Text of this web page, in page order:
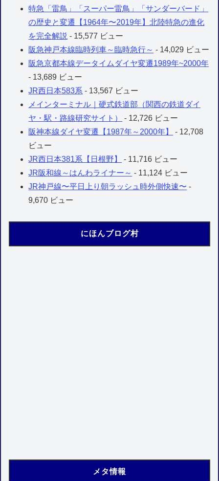
特急「雷鳥」「スーパー雷鳥」「サンダーバード」
の歴史と変遷【1964年〜2019年】北陸特急の進化
を完全解説 - 15,577 ビュー
阪急神戸本線臨時列車～臨時急行～ - 14,029 ビュー
阪急京都本線データイムダイヤ変遷1989年~2000年
- 13,689 ビュー
JR西日本583系 - 13,567 ビュー
メインターミナル｜硬式鉄道部（関西の鉄道ダイ
ヤ・駅・路線研究サイト）
- 12,726 ビュー
阪神本線ダイヤ変遷【1987年～2000年】
- 12,708
ビュー
JR西日本381系【日根野】
- 11,716 ビュー
JR阪和線～はんわライナー～ - 11,124 ビュー
JR神戸線〜平日上り朝ラッシュ時外側快速〜 -
9,670 ビュー
にほんブログ村
メタ情報